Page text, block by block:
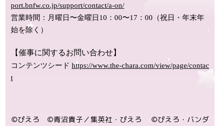
port.bnfw.co.jp/support/contact/a-on/
営業時間：月曜日〜金曜日10：00〜17：00（祝日・年末年
始を除く）
【催事に関するお問い合わせ】
コンテンツシード https://www.the-chara.com/view/page/contac
t
©ぴえろ ©青沼貴子／集英社・ぴえろ ©ぴえろ・バンダ